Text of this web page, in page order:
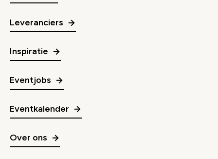
Leveranciers
Inspiratie
Eventjobs
Eventkalender
Over ons